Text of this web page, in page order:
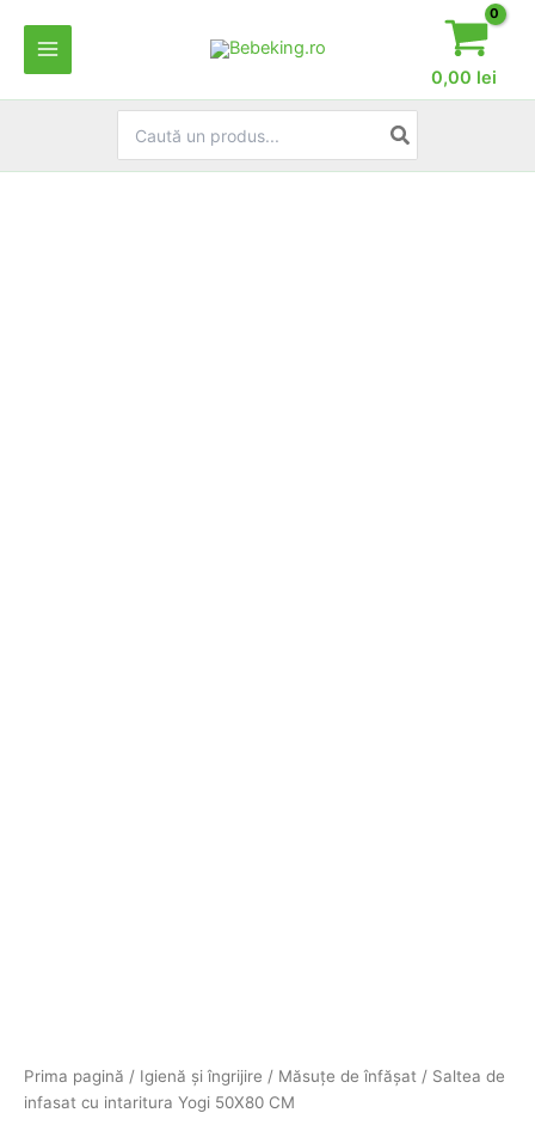
content
0,00 lei
for:
Prima pagină / Igienă şi îngrijire / Măsuţe de înfăşat / Saltea de
infasat cu intaritura Yogi 50X80 CM